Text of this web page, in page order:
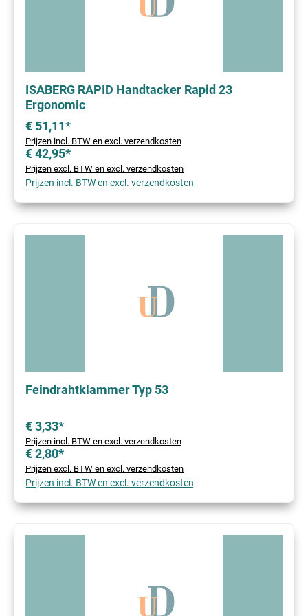
ISABERG RAPID Handtacker Rapid 23
Ergonomic
€ 51,11*
Prijzen incl. BTW en excl. verzendkosten
€ 42,95*
Prijzen excl. BTW en excl. verzendkosten
Prijzen incl. BTW en excl. verzendkosten
Feindrahtklammer Typ 53
€ 3,33*
Prijzen incl. BTW en excl. verzendkosten
€ 2,80*
Prijzen excl. BTW en excl. verzendkosten
Prijzen incl. BTW en excl. verzendkosten